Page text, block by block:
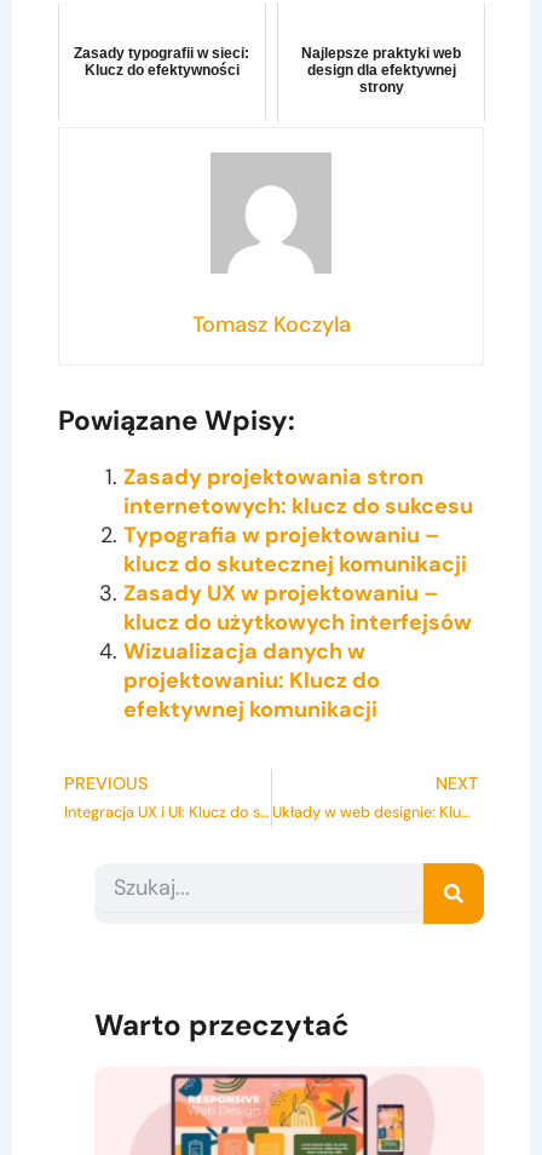
Zasady typografii w sieci:
Klucz do efektywności
Najlepsze praktyki web
design dla efektywnej
strony
Tomasz Koczyla
Powiązane Wpisy:
Zasady projektowania stron
internetowych: klucz do sukcesu
Typografia w projektowaniu –
klucz do skutecznej komunikacji
Zasady UX w projektowaniu –
klucz do użytkowych interfejsów
Wizualizacja danych w
projektowaniu: Klucz do
efektywnej komunikacji
Prev
PREVIOUS
Integracja UX i UI: Klucz do sukcesu projektowania
NEXT
Układy w web designie: Klucz do sukcesu w projektowaniu
Search Search
Warto przeczytać